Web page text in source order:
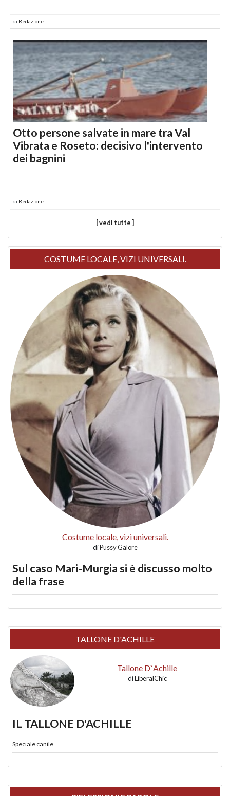
di Redazione
Otto persone salvate in mare tra Val
Vibrata e Roseto: decisivo l'intervento
dei bagnini
di Redazione
[ vedi tutte ]
COSTUME LOCALE, VIZI UNIVERSALI.
Costume locale, vizi universali.
diPussy Galore
Sul caso Mari-Murgia si è discusso molto
della frase
TALLONE D'ACHILLE
Tallone D`Achille
diLiberalChic
IL TALLONE D'ACHILLE
Speciale canile